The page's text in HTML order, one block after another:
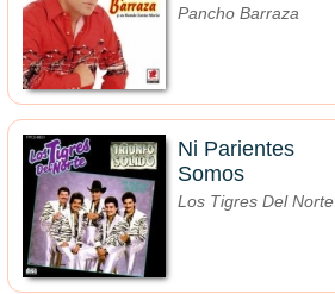
Pancho Barraza
Ni Parientes
Somos
Los Tigres Del Norte